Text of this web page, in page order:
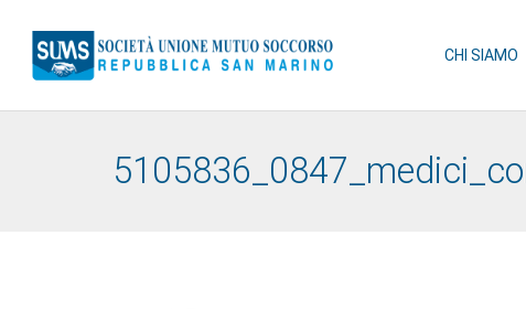
CHI SIAMO